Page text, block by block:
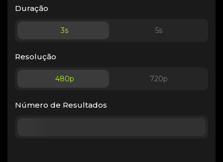
Duração
3s 5s
Resolução
480p 720p
Número de Resultados